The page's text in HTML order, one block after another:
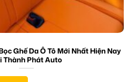
Ghế Da Ô Tô Mới Nhất Hiện Nay
Thành Phát Auto